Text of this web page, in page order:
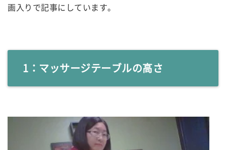
画入りで記事にしています。
1：マッサージテーブルの高さ